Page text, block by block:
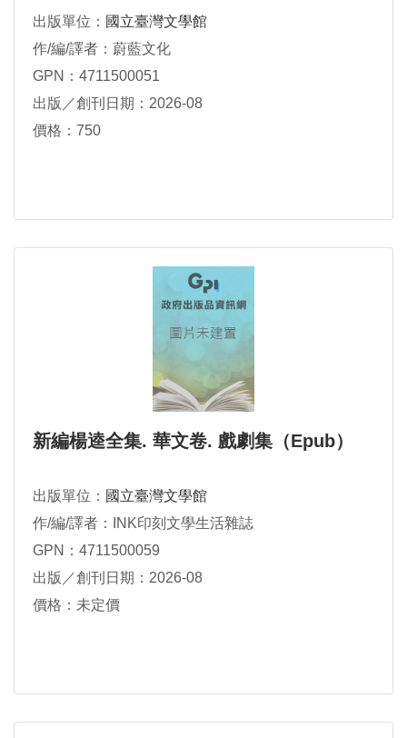
出版單位： 國立臺灣文學館
作/編/譯者：蔚藍文化
GPN：4711500051
出版／創刊日期：2026-08
價格：750
新編楊逵全集. 華文卷. 戲劇集（Epub）
出版單位： 國立臺灣文學館
作/編/譯者：INK印刻文學生活雜誌
GPN：4711500059
出版／創刊日期：2026-08
價格：未定價